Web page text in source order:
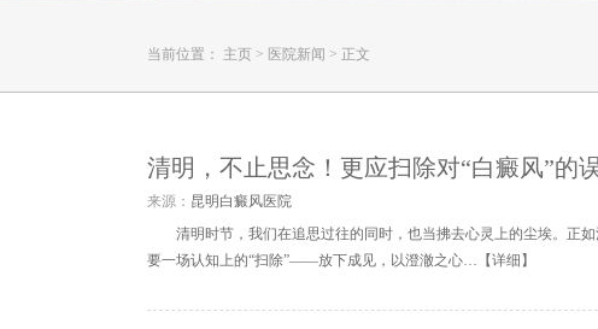
当前位置： 主页 > 医院新闻 > 正文
清明，不止思念！更应扫除对“白癜风”的
来源： 昆明白癜风医院
清明时节，我们在追思过往的同时，也当拂去心灵上的尘埃。正
要一场认知上的“扫除”——放下成见，以澄澈之心…【详细 】